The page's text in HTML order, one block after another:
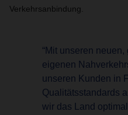
Verkehrsanbindung.
“Mit unseren
eigenen
unseren Kunden in
Qualitätsstandards
wir das Land